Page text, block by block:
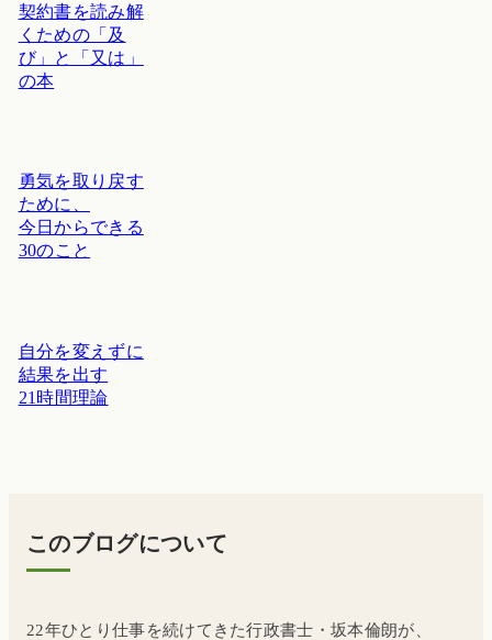
契約書を読み解
くための「及
び」と「又は」
の本
勇気を取り戻す
ために、
今日からできる
30のこと
自分を変えずに
結果を出す
21時間理論
このブログについて
22年ひとり仕事を続けてきた行政書士・坂本倫朗が、